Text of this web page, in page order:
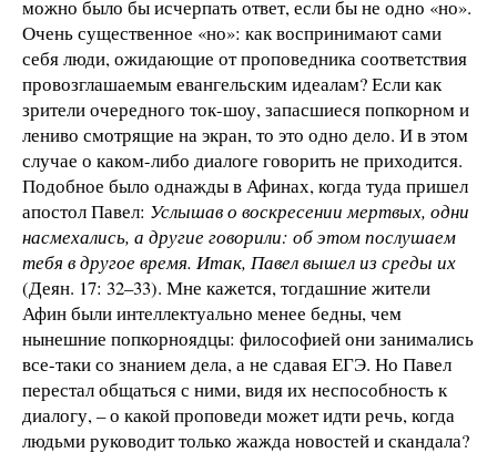
можно было бы исчерпать ответ, если бы не одно «но».
Очень существенное «но»: как воспринимают сами
себя люди, ожидающие от проповедника соответствия
провозглашаемым евангельским идеалам? Если как
зрители очередного ток-шоу, запасшиеся попкорном и
лениво смотрящие на экран, то это одно дело. И в этом
случае о каком-либо диалоге говорить не приходится.
Подобное было однажды в Афинах, когда туда пришел
апостол Павел: Услышав о воскресении мертвых, одни
насмехались, а другие говорили: об этом послушаем
тебя в другое время. Итак, Павел вышел из среды их
(Деян. 17: 32–33). Мне кажется, тогдашние жители
Афин были интеллектуально менее бедны, чем
нынешние попкорноядцы: философией они занимались
все-таки со знанием дела, а не сдавая ЕГЭ. Но Павел
перестал общаться с ними, видя их неспособность к
диалогу, – о какой проповеди может идти речь, когда
людьми руководит только жажда новостей и скандала?